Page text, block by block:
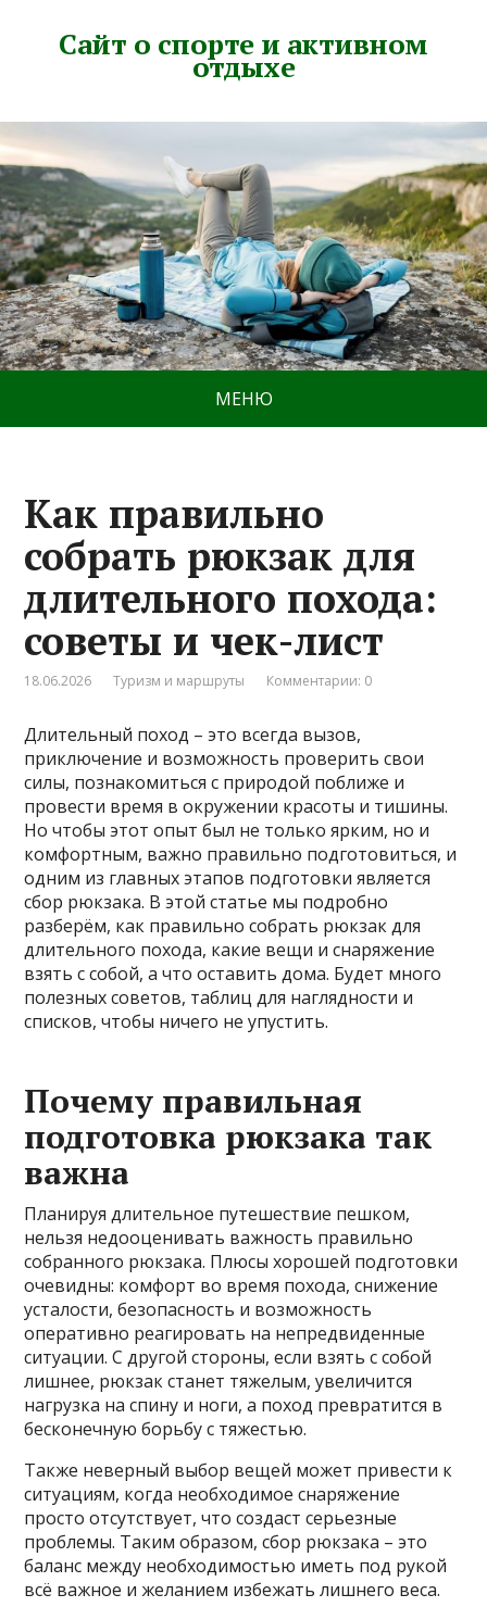
Сайт о спорте и активном
отдыхе
МЕНЮ
Как правильно
собрать рюкзак для
длительного похода:
советы и чек-лист
18.06.2026 Туризм и маршруты Комментарии: 0
Длительный поход – это всегда вызов,
приключение и возможность проверить свои
силы, познакомиться с природой поближе и
провести время в окружении красоты и тишины.
Но чтобы этот опыт был не только ярким, но и
комфортным, важно правильно подготовиться, и
одним из главных этапов подготовки является
сбор рюкзака. В этой статье мы подробно
разберём, как правильно собрать рюкзак для
длительного похода, какие вещи и снаряжение
взять с собой, а что оставить дома. Будет много
полезных советов, таблиц для наглядности и
списков, чтобы ничего не упустить.
Почему правильная
подготовка рюкзака так
важна
Планируя длительное путешествие пешком,
нельзя недооценивать важность правильно
собранного рюкзака. Плюсы хорошей подготовки
очевидны: комфорт во время похода, снижение
усталости, безопасность и возможность
оперативно реагировать на непредвиденные
ситуации. С другой стороны, если взять с собой
лишнее, рюкзак станет тяжелым, увеличится
нагрузка на спину и ноги, а поход превратится в
бесконечную борьбу с тяжестью.
Также неверный выбор вещей может привести к
ситуациям, когда необходимое снаряжение
просто отсутствует, что создаст серьезные
проблемы. Таким образом, сбор рюкзака – это
баланс между необходимостью иметь под рукой
всё важное и желанием избежать лишнего веса.